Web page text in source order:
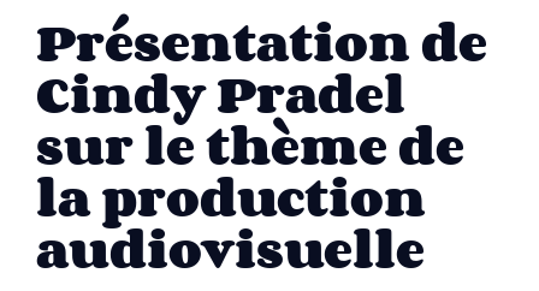
Présentation de
Cindy Pradel
sur le thème de
la production
audiovisuelle